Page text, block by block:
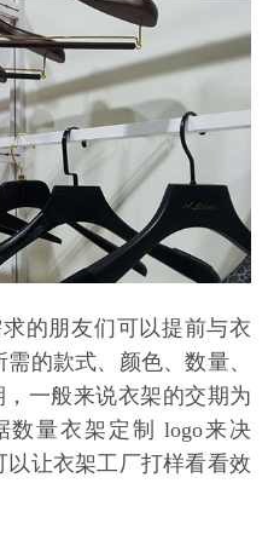
的朋友们可以提前与衣
的款式、颜色、数量、
一般来说衣架的交期为
数量衣架定制 logo来决
让衣架工厂打样看看效